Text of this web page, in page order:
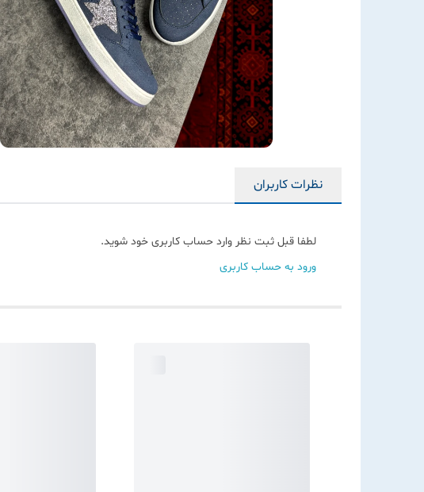
نظرات کاربران
لطفا قبل ثبت نظر وارد حساب کاربری خود شوید.
ورود به حساب کاربری